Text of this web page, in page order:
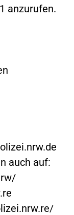
anzurufen.
auch auf: